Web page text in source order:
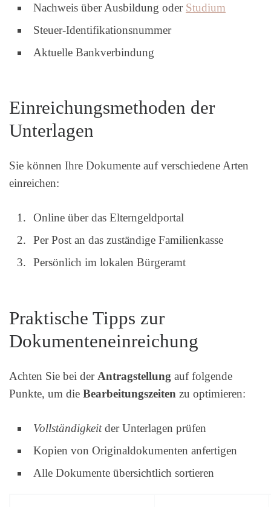
Nachweis über Ausbildung oder Studium
Steuer-Identifikationsnummer
Aktuelle Bankverbindung
Einreichungsmethoden der
Unterlagen
Sie können Ihre Dokumente auf verschiedene Arten
einreichen:
Online über das Elterngeldportal
Per Post an das zuständige Familienkasse
Persönlich im lokalen Bürgeramt
Praktische Tipps zur
Dokumenteneinreichung
Achten Sie bei der Antragstellung auf folgende
Punkte, um die Bearbeitungszeiten zu optimieren:
Vollständigkeitder Unterlagen prüfen
Kopien von Originaldokumenten anfertigen
Alle Dokumente übersichtlich sortieren